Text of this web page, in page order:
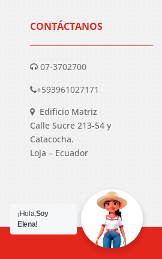
CONTÁCTANOS
07-3702700
+593961027171
Edificio Matriz
Calle Sucre 213-54 y
Catacocha.
Loja – Ecuador
¡Hola,Soy
Elena!